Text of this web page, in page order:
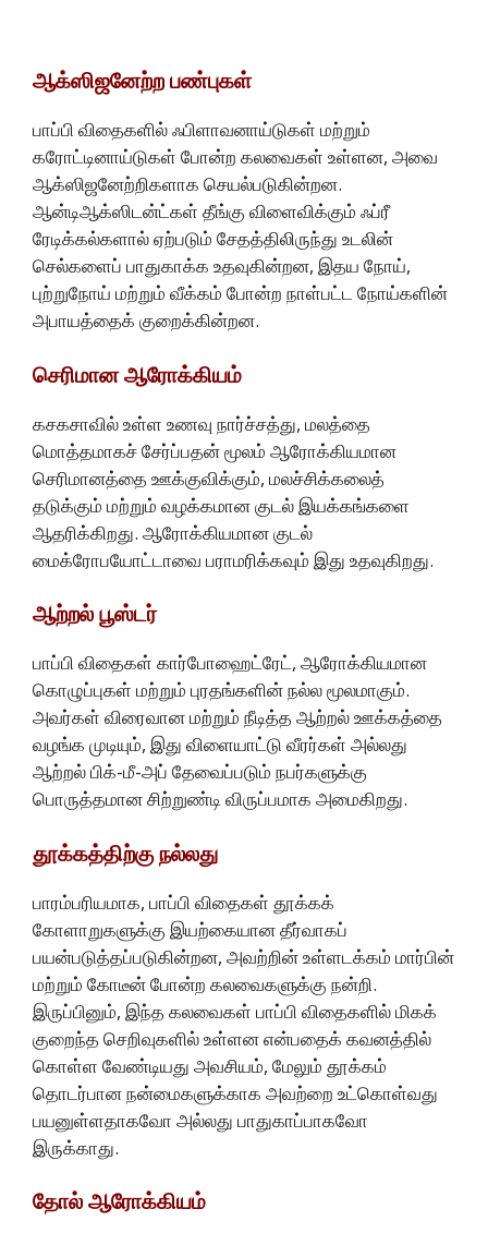
ஆக்ஸிஜனேற்ற பண்புகள்
பாப்பி விதைகளில் ஃபிளாவனாய்டுகள் மற்றும்
கரோட்டினாய்டுகள் போன்ற கலவைகள் உள்ளன, அவை
ஆக்ஸிஜனேற்றிகளாக செயல்படுகின்றன.
ஆன்டிஆக்ஸிடன்ட்கள் தீங்கு விளைவிக்கும் ஃப்ரீ
ரேடிக்கல்களால் ஏற்படும் சேதத்திலிருந்து உடலின்
செல்களைப் பாதுகாக்க உதவுகின்றன, இதய நோய்,
புற்றுநோய் மற்றும் வீக்கம் போன்ற நாள்பட்ட நோய்களின்
அபாயத்தைக் குறைக்கின்றன.
செரிமான ஆரோக்கியம்
கசகசாவில் உள்ள உணவு நார்ச்சத்து, மலத்தை
மொத்தமாகச் சேர்ப்பதன் மூலம் ஆரோக்கியமான
செரிமானத்தை ஊக்குவிக்கும், மலச்சிக்கலைத்
தடுக்கும் மற்றும் வழக்கமான குடல் இயக்கங்களை
ஆதரிக்கிறது. ஆரோக்கியமான குடல்
மைக்ரோபயோட்டாவை பராமரிக்கவும் இது உதவுகிறது.
ஆற்றல் பூஸ்டர்
பாப்பி விதைகள் கார்போஹைட்ரேட், ஆரோக்கியமான
கொழுப்புகள் மற்றும் புரதங்களின் நல்ல மூலமாகும்.
அவர்கள் விரைவான மற்றும் நீடித்த ஆற்றல் ஊக்கத்தை
வழங்க முடியும், இது விளையாட்டு வீரர்கள் அல்லது
ஆற்றல் பிக்-மீ-அப் தேவைப்படும் நபர்களுக்கு
பொருத்தமான சிற்றுண்டி விருப்பமாக அமைகிறது.
தூக்கத்திற்கு நல்லது
பாரம்பரியமாக, பாப்பி விதைகள் தூக்கக்
கோளாறுகளுக்கு இயற்கையான தீர்வாகப்
பயன்படுத்தப்படுகின்றன, அவற்றின் உள்ளடக்கம் மார்பின்
மற்றும் கோடீன் போன்ற கலவைகளுக்கு நன்றி.
இருப்பினும், இந்த கலவைகள் பாப்பி விதைகளில் மிகக்
குறைந்த செறிவுகளில் உள்ளன என்பதைக் கவனத்தில்
கொள்ள வேண்டியது அவசியம், மேலும் தூக்கம்
தொடர்பான நன்மைகளுக்காக அவற்றை உட்கொள்வது
பயனுள்ளதாகவோ அல்லது பாதுகாப்பாகவோ
இருக்காது.
தோல் ஆரோக்கியம்